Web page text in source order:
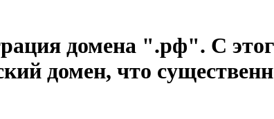
домена ".рф". С
домен, что